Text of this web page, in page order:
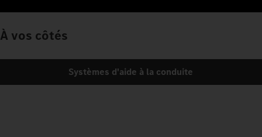
À vos côtés
Systèmes d'aide à la conduite